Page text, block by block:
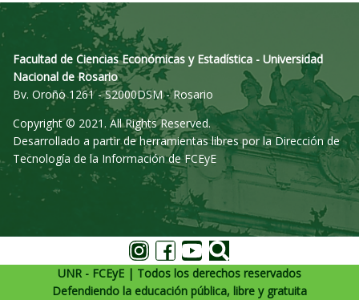
Facultad de Ciencias Económicas y Estadística - Universidad
Nacional de Rosario
Bv. Oroño 1261 - S2000DSM - Rosario
Copyright © 2021. All Rights Reserved.
Desarrollado a partir de herramientas libres por la Dirección de
Tecnología de la Información de FCEyE
UNR - FCEyE | Todos los derechos reservados
Defendiendo la educación pública, libre y gratuita